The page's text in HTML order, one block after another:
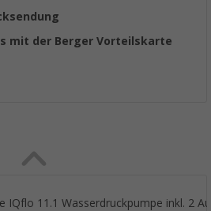
mit der Berger Vorteilskarte
IQflo 11.1 Wasserdruckpumpe inkl. 2